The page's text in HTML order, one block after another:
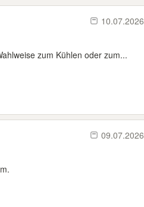
10.07.2026
zum Kühlen oder zum...
09.07.2026